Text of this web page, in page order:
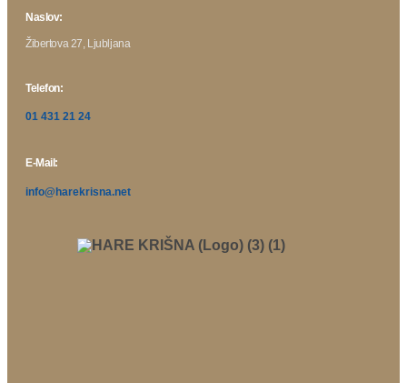
Naslov:
Žibertova 27, Ljubljana
Telefon:
01 431 21 24
E-Mail:
info@harekrisna.net